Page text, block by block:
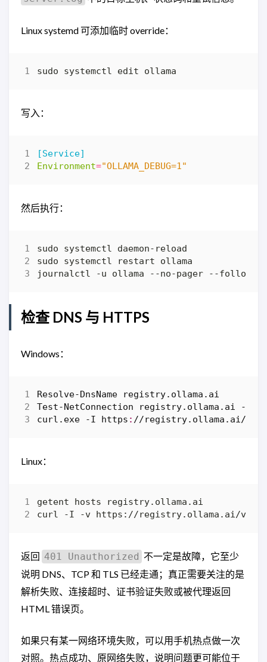
Linux systemd 可添加临时 override：
写入：
[Service]
Environment="OLLAMA_DEBUG=1"
然后执行：
检查 DNS 与 HTTPS
Windows：
Resolve-DnsName registry. ollama . ai
Test-NetConnection
registry. ollama . ai
-
curl . exe -I https : //registry. ollama . ai/
Linux：
返回 401 Unauthorized 不一定是故障，它至少
说明 DNS、TCP 和 TLS 已经走通；真正需要关注的是
解析失败、连接超时、证书验证失败或被代理返回
HTML 错误页。
如果只有某一网络环境失败，可以用手机热点做一次
对照。热点成功、原网络失败，说明问题更可能位于